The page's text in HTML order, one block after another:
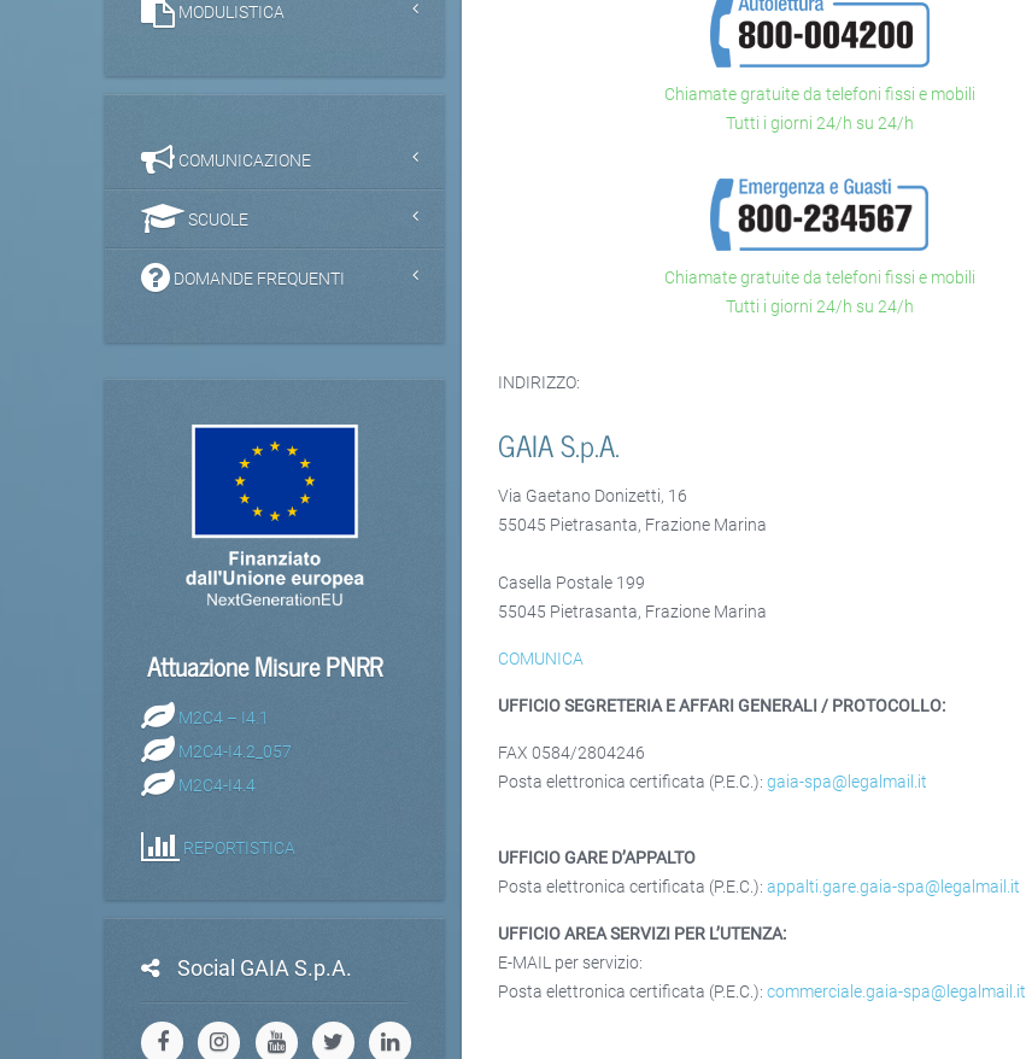
Chiamate gratuite da telefoni fissi e mobili
Tutti i giorni 24/h su 24/h
Chiamate gratuite da telefoni fissi e mobili
Tutti i giorni 24/h su 24/h
INDIRIZZO:
GAIA S.p.A.
Via Gaetano Donizetti, 16
55045 Pietrasanta, Frazione Marina
Casella Postale 199
55045 Pietrasanta, Frazione Marina
COMUNICA
UFFICIO SEGRETERIA E AFFARI GENERALI / PROTOCOLLO:
FAX 0584/2804246
Posta elettronica certificata (P.E.C.):gaia-spa@legalmail.it
UFFICIO GARE D’APPALTO
Posta elettronica certificata (P.E.C.):appalti.gare.gaia-spa@legalmail.it
UFFICIO AREA SERVIZI PER L’UTENZA:
E-MAIL per servizio:
Posta elettronica certificata (P.E.C.):commerciale.gaia-spa@legalmail.it
MODULISTICA
COMUNICAZIONE
SCUOLE
DOMANDE FREQUENTI
Attuazione Misure PNRR
M2C4 – I4.1
M2C4-I4.2_057
M2C4-I4.4
REPORTISTICA
Social GAIA S.p.A.